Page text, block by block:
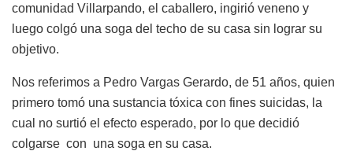
comunidad Villarpando, el caballero, ingirió veneno y
luego colgó una soga del techo de su casa sin lograr su
objetivo.
Nos referimos a Pedro Vargas Gerardo, de 51 años, quien
primero tomó una sustancia tóxica con fines suicidas, la
cual no surtió el efecto esperado, por lo que decidió
colgarse con una soga en su casa.